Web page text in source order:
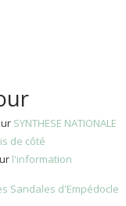
SYNTHESE NATIONALE
de côté
l'information
Sandales d'Empédocle